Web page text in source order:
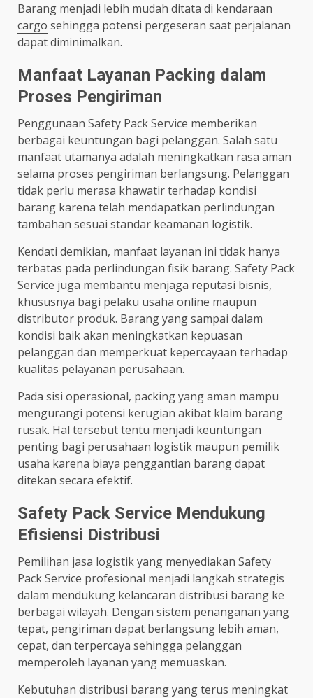
Barang menjadi lebih mudah ditata di kendaraan
cargo sehingga potensi pergeseran saat perjalanan
dapat diminimalkan.
Manfaat Layanan Packing dalam
Proses Pengiriman
Penggunaan Safety Pack Service memberikan
berbagai keuntungan bagi pelanggan. Salah satu
manfaat utamanya adalah meningkatkan rasa aman
selama proses pengiriman berlangsung. Pelanggan
tidak perlu merasa khawatir terhadap kondisi
barang karena telah mendapatkan perlindungan
tambahan sesuai standar keamanan logistik.
Kendati demikian, manfaat layanan ini tidak hanya
terbatas pada perlindungan fisik barang. Safety Pack
Service juga membantu menjaga reputasi bisnis,
khususnya bagi pelaku usaha online maupun
distributor produk. Barang yang sampai dalam
kondisi baik akan meningkatkan kepuasan
pelanggan dan memperkuat kepercayaan terhadap
kualitas pelayanan perusahaan.
Pada sisi operasional, packing yang aman mampu
mengurangi potensi kerugian akibat klaim barang
rusak. Hal tersebut tentu menjadi keuntungan
penting bagi perusahaan logistik maupun pemilik
usaha karena biaya penggantian barang dapat
ditekan secara efektif.
Safety Pack Service Mendukung
Efisiensi Distribusi
Pemilihan jasa logistik yang menyediakan Safety
Pack Service profesional menjadi langkah strategis
dalam mendukung kelancaran distribusi barang ke
berbagai wilayah. Dengan sistem penanganan yang
tepat, pengiriman dapat berlangsung lebih aman,
cepat, dan terpercaya sehingga pelanggan
memperoleh layanan yang memuaskan.
Kebutuhan distribusi barang yang terus meningkat